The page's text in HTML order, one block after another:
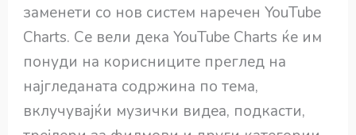
заменети со нов систем наречен YouTube
Charts. Се вели дека YouTube Charts ќе им
понуди на корисниците преглед на
најгледаната содржина по тема,
вклучувајќи музички видеа, подкасти,